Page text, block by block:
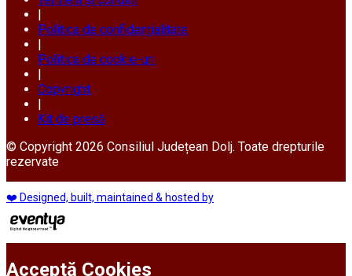
|
Politica de confidențialitate
|
Politica de cookie-uri
|
Copyright
|
Kit de presă
© Copyright 2026 Consiliul Județean Dolj. Toate drepturile
rezervate
❤️ Designed, built, maintained & hosted by
Acceptă Cookies